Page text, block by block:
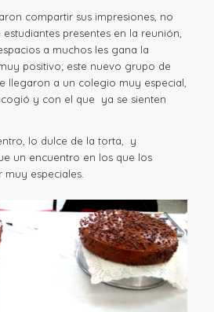
compartir sus impresiones, no
presentes en la reunión,
a muchos les gana la
positivo; este nuevo grupo de
llegaron a un colegio muy especial,
y con el que ya se sienten
lo dulce de la torta, y
un encuentro en los que los
muy especiales.